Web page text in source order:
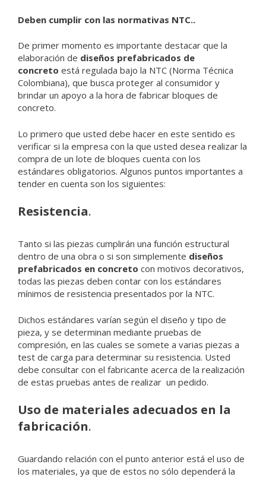
Deben cumplir con las normativas NTC..
De primer momento es importante destacar que la
elaboración de diseños prefabricados de
concreto está regulada bajo la NTC (Norma Técnica
Colombiana), que busca proteger al consumidor y
brindar un apoyo a la hora de fabricar bloques de
concreto.
Lo primero que usted debe hacer en este sentido es
verificar si la empresa con la que usted desea realizar la
compra de un lote de bloques cuenta con los
estándares obligatorios. Algunos puntos importantes a
tender en cuenta son los siguientes:
Resistencia.
Tanto si las piezas cumplirán una función estructural
dentro de una obra o si son simplemente diseños
prefabricados en concreto con motivos decorativos,
todas las piezas deben contar con los estándares
mínimos de resistencia presentados por la NTC.
Dichos estándares varían según el diseño y tipo de
pieza, y se determinan mediante pruebas de
compresión, en las cuales se somete a varias piezas a
test de carga para determinar su resistencia. Usted
debe consultar con el fabricante acerca de la realización
de estas pruebas antes de realizar un pedido.
Uso de materiales adecuados en la
fabricación.
Guardando relación con el punto anterior está el uso de
los materiales, ya que de estos no sólo dependerá la